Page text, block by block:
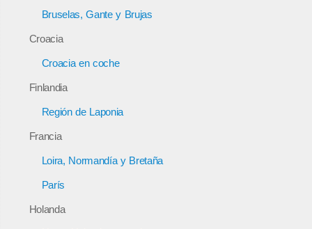
Bruselas, Gante y Brujas
Croacia
Croacia en coche
Finlandia
Región de Laponia
Francia
Loira, Normandía y Bretaña
París
Holanda